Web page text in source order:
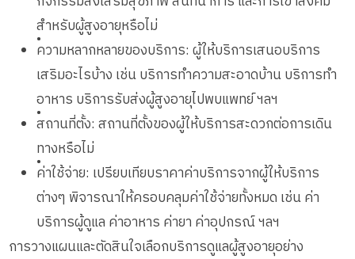
สำหรับผู้สูงอายุหรือไม่
•
ความหลากหลายของบริการ: ผู้ให้บริการเสนอบริการ
เสริมอะไรบ้าง เช่น บริการทำความสะอาดบ้าน บริการทำ
อาหาร บริการรับส่งผู้สูงอายุไปพบแพทย์ ฯลฯ
•
สถานที่ตั้ง: สถานที่ตั้งของผู้ให้บริการสะดวกต่อการเดิน
ทางหรือไม่
•
ค่าใช้จ่าย: เปรียบเทียบราคาค่าบริการจากผู้ให้บริการ
ต่างๆ พิจารณาให้ครอบคลุมค่าใช้จ่ายทั้งหมด เช่น ค่า
บริการผู้ดูแล ค่าอาหาร ค่ายา ค่าอุปกรณ์ ฯลฯ
การวางแผนและตัดสินใจเลือกบริการดูแลผู้สูงอายุอย่าง